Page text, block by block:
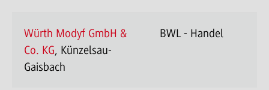
Würth Modyf GmbH &
Co. KG, Künzelsau-
Gaisbach
BWL - Handel